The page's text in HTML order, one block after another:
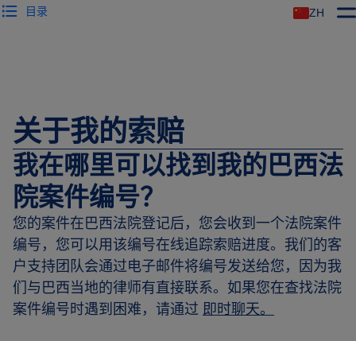
ZH
目录
关于我的索赔
我在哪里可以找到我的巴西法
院案件编号？
您的案件在巴西法院登记后，您会收到一个法院案件
编号，您可以用该编号在线追踪索赔进度。我们的客
户支持团队会通过电子邮件将编号发送给您，因为我
们与巴西当地的律师有直接联系。如果您在查找法院
案件编号时遇到困难，请通过 即时聊天。